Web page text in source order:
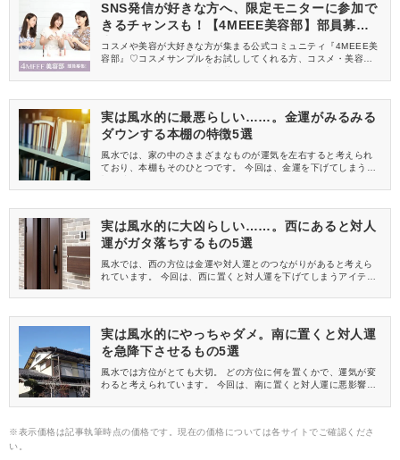
SNS発信が好きな方へ、限定モニターに参加で
きるチャンスも！【4MEEE美容部】部員募集
中
コスメや美容が大好きな方が集まる公式コミュニティ『4MEEE美
容部』♡コスメサンプルをお試ししてくれる方、コスメ・美容情報
実は風水的に最悪らしい……。金運がみるみる
ダウンする本棚の特徴5選
風水では、家の中のさまざまなものが運気を左右すると考えられ
ており、本棚もそのひとつです。 今回は、金運を下げてしまう本
う。
実は風水的に大凶らしい……。西にあると対人
運がガタ落ちするもの5選
風水では、西の方位は金運や対人運とのつながりがあると考えら
れています。 今回は、西に置くと対人運を下げてしまうアイテム
実は風水的にやっちゃダメ。南に置くと対人運
を急降下させるもの5選
風水では方位がとても大切。 どの方位に何を置くかで、運気が変
わると考えられています。 今回は、南に置くと対人運に悪影響が
※表示価格は記事執筆時点の価格です。現在の価格については各サイトでご確認くださ
い。